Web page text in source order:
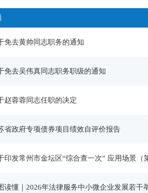
免去黄帅同志职务的通知
免去吴伟真同志职务职级的通知
赵蓉蓉同志任职的决定
省政府专项债券项目绩效自评价报告
印发常州市金坛区“综合查一次” 应用场景（
读懂｜2026年法律服务中小微企业发展若干